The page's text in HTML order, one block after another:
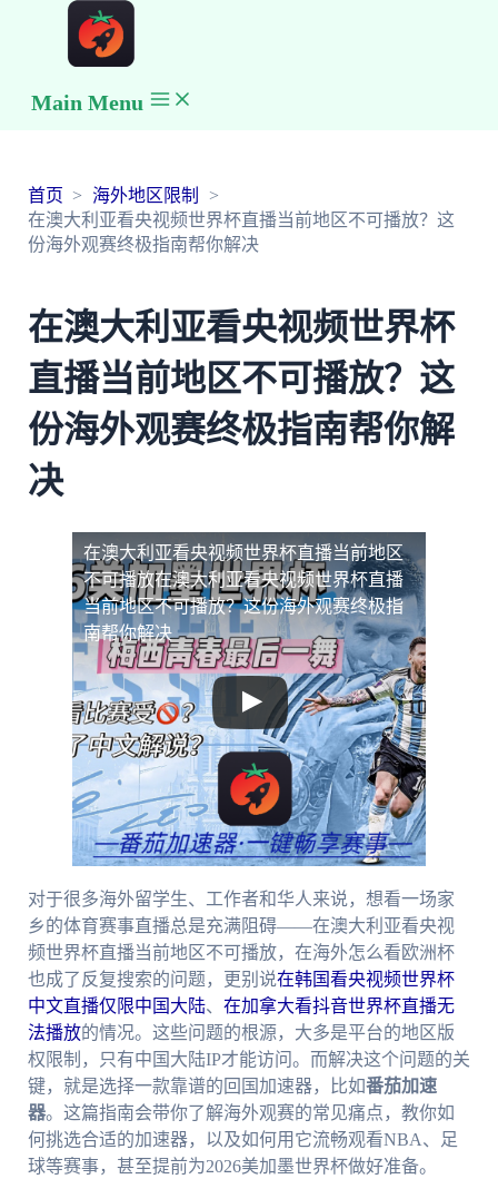
Main Menu
首页
海外地区限制
在澳大利亚看央视频世界杯直播当前地区不可播放？这
份海外观赛终极指南帮你解决
在澳大利亚看央视频世界杯
直播当前地区不可播放？这
份海外观赛终极指南帮你解
决
在澳大利亚看央视频世界杯直播当前地区
不可播放在澳大利亚看央视频世界杯直播
当前地区不可播放？这份海外观赛终极指
南帮你解决
对于很多海外留学生、工作者和华人来说，想看一场家
乡的体育赛事直播总是充满阻碍——在澳大利亚看央视
频世界杯直播当前地区不可播放，在海外怎么看欧洲杯
也成了反复搜索的问题，更别说在韩国看央视频世界杯
中文直播仅限中国大陆、 在加拿大看抖音世界杯直播无
法播放的情况。这些问题的根源，大多是平台的地区版
权限制，只有中国大陆IP才能访问。而解决这个问题的关
键，就是选择一款靠谱的回国加速器，比如番茄加速
器。这篇指南会带你了解海外观赛的常见痛点，教你如
何挑选合适的加速器，以及如何用它流畅观看NBA、足
球等赛事，甚至提前为2026美加墨世界杯做好准备。